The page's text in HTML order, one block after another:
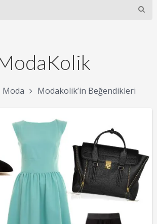
Moda Modakolik’in Beğendikleri